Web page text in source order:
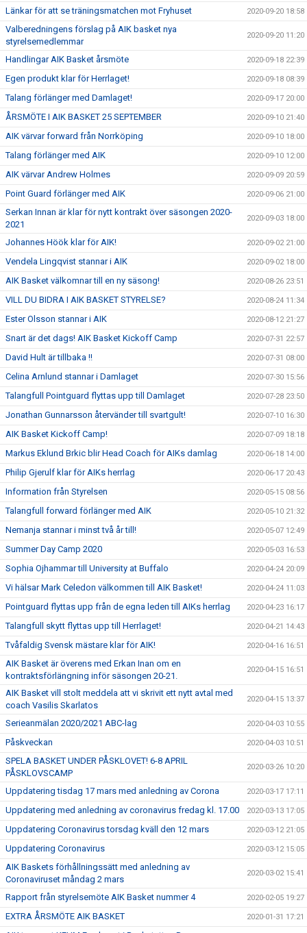
Länkar för att se träningsmatchen mot Fryhuset 2020-09-20 18:58
Valberedningens förslag på AIK basket nya
styrelsemedlemmar
2020-09-20 11:20
Handlingar AIK Basket årsmöte 2020-09-18 22:39
Egen produkt klar för Herrlaget! 2020-09-18 08:39
Talang förlänger med Damlaget! 2020-09-17 20:00
ÅRSMÖTE I AIK BASKET 25 SEPTEMBER 2020-09-10 21:40
AIK värvar forward från Norrköping 2020-09-10 18:00
Talang förlänger med AIK 2020-09-10 12:00
AIK värvar Andrew Holmes 2020-09-09 20:59
Point Guard förlänger med AIK 2020-09-06 21:00
Serkan Innan är klar för nytt kontrakt över säsongen 2020-
2021
2020-09-03 18:00
Johannes Höök klar för AIK! 2020-09-02 21:00
Vendela Lingqvist stannar i AIK 2020-09-02 18:00
AIK Basket välkomnar till en ny säsong! 2020-08-26 23:51
VILL DU BIDRA I AIK BASKET STYRELSE? 2020-08-24 11:34
Ester Olsson stannar i AIK 2020-08-12 21:27
Snart är det dags! AIK Basket Kickoff Camp 2020-07-31 22:57
David Hult är tillbaka !! 2020-07-31 08:00
Celina Arnlund stannar i Damlaget 2020-07-30 15:56
Talangfull Pointguard flyttas upp till Damlaget 2020-07-28 23:50
Jonathan Gunnarsson återvänder till svartgult! 2020-07-10 16:30
AIK Basket Kickoff Camp! 2020-07-09 18:18
Markus Eklund Brkic blir Head Coach för AIKs damlag 2020-06-18 14:00
Philip Gjerulf klar för AIKs herrlag 2020-06-17 20:43
Information från Styrelsen 2020-05-15 08:56
Talangfull forward förlänger med AIK 2020-05-10 21:32
Nemanja stannar i minst två år till! 2020-05-07 12:49
Summer Day Camp 2020 2020-05-03 16:53
Sophia Ojhammar till University at Buffalo 2020-04-24 20:09
Vi hälsar Mark Celedon välkommen till AIK Basket! 2020-04-24 11:03
Pointguard flyttas upp från de egna leden till AIKs herrlag 2020-04-23 16:17
Talangfull skytt flyttas upp till Herrlaget! 2020-04-21 14:43
Tvåfaldig Svensk mästare klar för AIK! 2020-04-16 16:51
AIK Basket är överens med Erkan Inan om en
kontraktsförlängning inför säsongen 20-21.
2020-04-15 16:51
AIK Basket vill stolt meddela att vi skrivit ett nytt avtal med
coach Vasilis Skarlatos
2020-04-15 13:37
Serieanmälan 2020/2021 ABC-lag 2020-04-03 10:55
Påskveckan 2020-04-03 10:51
SPELA BASKET UNDER PÅSKLOVET! 6-8 APRIL
PÅSKLOVSCAMP
2020-03-26 10:20
Uppdatering tisdag 17 mars med anledning av Corona 2020-03-17 17:11
Uppdatering med anledning av coronavirus fredag kl. 17.00 2020-03-13 17:05
Uppdatering Coronavirus torsdag kväll den 12 mars 2020-03-12 21:05
Uppdatering Coronavirus 2020-03-12 15:05
AIK Baskets förhållningssätt med anledning av
Coronaviruset måndag 2 mars
2020-03-02 15:41
Rapport från styrelsemöte AIK Basket nummer 4 2020-02-05 19:27
EXTRA ÅRSMÖTE AIK BASKET 2020-01-31 17:21